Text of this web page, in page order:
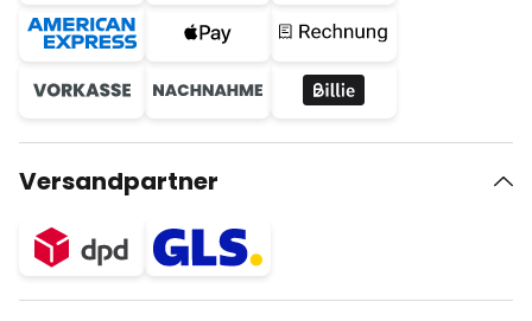
Versandpartner